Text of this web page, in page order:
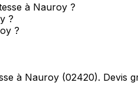
à Nauroy ?
?
?
à Nauroy (02420). Devis